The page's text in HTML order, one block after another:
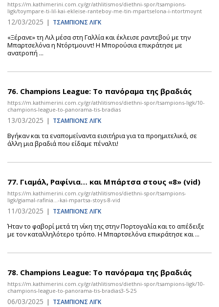
https://m.kathimerini.com.cy/gr/athlitismos/diethni-spor/tsampions-
ligk/toympare-ti-lil-kai-ekleise-ranteboy-me-tin-mpartselona-i-ntortmoynt
12/03/2025 | ΤΣΑΜΠΙΟΝΣ ΛΙΓΚ
«Ξέρανε» τη Λιλ μέσα στη Γαλλία και έκλεισε ραντεβού με την
Μπαρτσελόνα η Ντόρτμουντ! Η Μπορούσια επικράτησε με
ανατροπή ...
76. Champions League: Το πανόραμα της βραδιάς
https://m.kathimerini.com.cy/gr/athlitismos/diethni-spor/tsampions-ligk/10-
champions-league-to-panorama-tis-bradias
13/03/2025 | ΤΣΑΜΠΙΟΝΣ ΛΙΓΚ
Βγήκαν και τα εναπομείναντα εισιτήρια για τα προημιτελικά, σε
άλλη μια βραδιά που είδαμε πέναλτι!
77. Γιαμάλ, Ραφίνια… και Μπάρτσα στους «8» (vid)
https://m.kathimerini.com.cy/gr/athlitismos/diethni-spor/tsampions-
ligk/giamal-rafinia…-kai-mpartsa-stoys-8-vid
11/03/2025 | ΤΣΑΜΠΙΟΝΣ ΛΙΓΚ
Ήταν το φαβορί μετά τη νίκη της στην Πορτογαλία και το απέδειξε
με τον καταλληλότερο τρόπο. Η Μπαρτσελόνα επικράτησε και ...
78. Champions League: Το πανόραμα της βραδιάς
https://m.kathimerini.com.cy/gr/athlitismos/diethni-spor/tsampions-ligk/10-
champions-league-to-panorama-tis-bradias3-5-25
06/03/2025 | ΤΣΑΜΠΙΟΝΣ ΛΙΓΚ